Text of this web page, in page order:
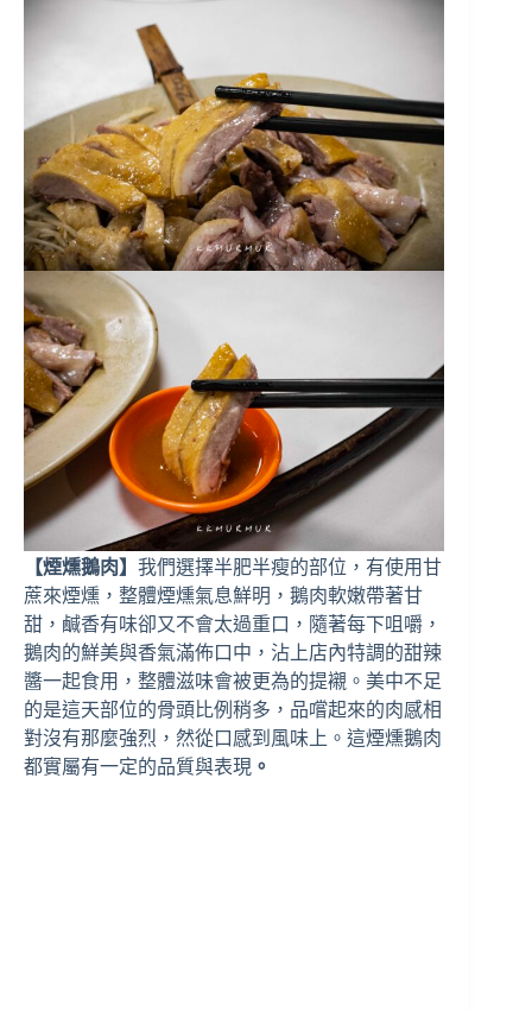
【煙燻鵝肉】 我們選擇半肥半瘦的部位，有使用甘
蔗來煙燻，整體煙燻氣息鮮明，鵝肉軟嫩帶著甘
甜，鹹香有味卻又不會太過重口，隨著每下咀嚼，
鵝肉的鮮美與香氣滿佈口中，沾上店內特調的甜辣
醬一起食用，整體滋味會被更為的提襯。美中不足
的是這天部位的骨頭比例稍多，品嚐起來的肉感相
對沒有那麼強烈，然從口感到風味上。這煙燻鵝肉
都實屬有一定的品質與表現 。